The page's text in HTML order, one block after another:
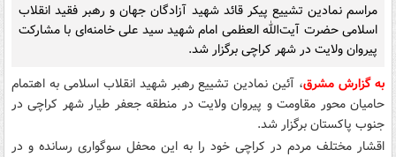
مراسم نمادین تشییع پیکر قائد شهید آزادگان جهان و رهبر فقید انقلاب
اسلامی حضرت آیت‌الله العظمی امام شهید سید علی خامنه‌ای با مشارکت
پیروان ولایت در شهر کراچی برگزار شد.
به گزارش مشرق، آئین نمادین تشییع رهبر شهید انقلاب اسلامی به اهتمام
حامیان محور مقاومت و پیروان ولایت در منطقه جعفر طیار شهر کراچی در
جنوب پاکستان برگزار شد.
اقشار مختلف مردم در کراچی خود را به این محفل سوگواری رسانده و در